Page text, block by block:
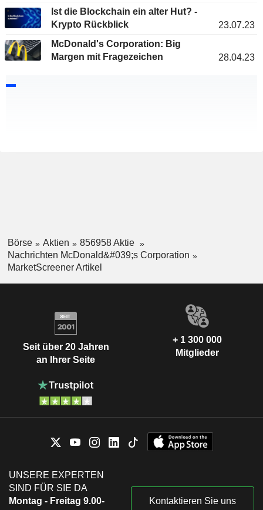
Ist die Blockchain ein alter Hut? -
Krypto Rückblick
23.07.23
McDonald's Corporation: Big
Margen mit Fragezeichen
28.04.23
Börse Aktien
856958 Aktie
Nachrichten McDonald&#039;s Corporation
MarketScreener Artikel
Seit über 20 Jahren
an Ihrer Seite
+ 1 300 000
Mitglieder
UNSERE EXPERTEN
SIND FÜR SIE DA
Montag - Freitag 9.00-
Kontaktieren Sie uns